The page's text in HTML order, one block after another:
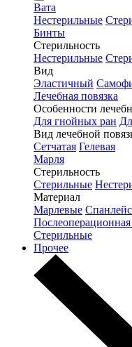
Вата
Нестерильные
Бинты
Стерильность
Нестерильные
Вид
Эластичный
Лечебная повязка
Особенности
Для гнойных ран
Вид лечебной
Сетчатая Гелевая
Марля
Стерильность
Стерильные
Материал
Марлевые Спанлейс
Послеоперационная
Стерильные
Прочее